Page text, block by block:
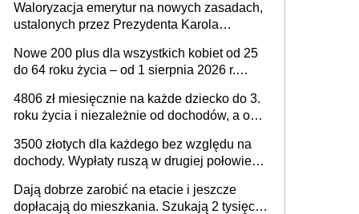
Waloryzacja emerytur na nowych zasadach,
ustalonych przez Prezydenta Karola
również kwotowa podwyżka świadczeń?
Nowe 200 plus dla wszystkich kobiet od 25
do 64 roku życia – od 1 sierpnia 2026 r.
programu rządowego
4806 zł miesięcznie na każde dziecko do 3.
roku życia i niezależnie od dochodów, a od
ma odwrócić trend spadku liczby urodzeń w
Polsce
3500 złotych dla każdego bez względu na
dochody. Wypłaty ruszą w drugiej połowie
Dają dobrze zarobić na etacie i jeszcze
dopłacają do mieszkania. Szukają 2 tysięcy